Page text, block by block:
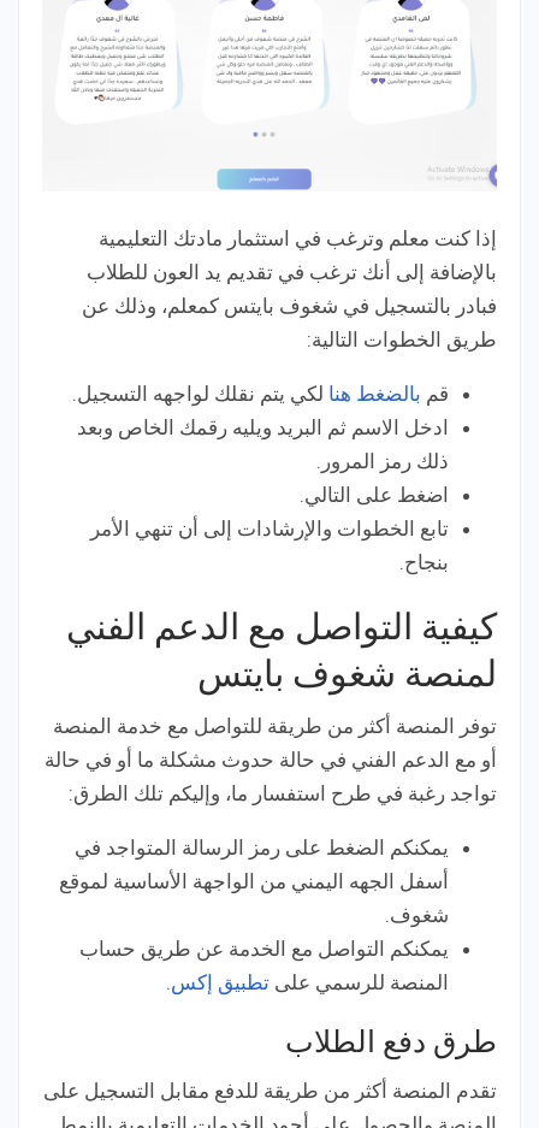
إذا كنت معلم وترغب في استثمار مادتك التعليمية
بالإضافة إلى أنك ترغب في تقديم يد العون للطلاب
فبادر بالتسجيل في شغوف بايتس كمعلم، وذلك عن
طريق الخطوات التالية:
قم بالضغط هنا لكي يتم نقلك لواجهه التسجيل.
ادخل الاسم ثم البريد ويليه رقمك الخاص وبعد
ذلك رمز المرور.
اضغط على التالي.
تابع الخطوات والإرشادات إلى أن تنهي الأمر
بنجاح.
كيفية التواصل مع الدعم الفني
لمنصة شغوف بايتس
توفر المنصة أكثر من طريقة للتواصل مع خدمة المنصة
أو مع الدعم الفني في حالة حدوث مشكلة ما أو في حالة
تواجد رغبة في طرح استفسار ما، وإليكم تلك الطرق:
يمكنكم الضغط على رمز الرسالة المتواجد في
أسفل الجهه اليمني من الواجهة الأساسية لموقع
شغوف.
يمكنكم التواصل مع الخدمة عن طريق حساب
المنصة للرسمي على تطبيق إكس.
طرق دفع الطلاب
تقدم المنصة أكثر من طريقة للدفع مقابل التسجيل على